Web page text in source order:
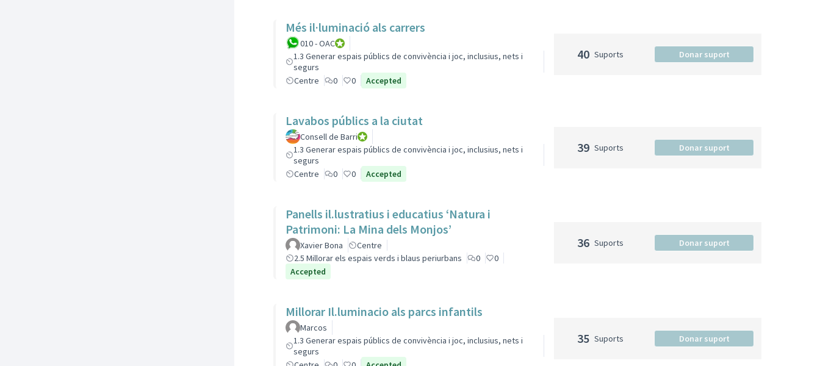
Més il·luminació als carrers
010 - OAC010 - Oficina d'Atenció Ciutadana
1.3 Generar espais públics de convivència i joc, inclusius, nets i
segurs
Centre
0 0 Accepted
40 Suports Donar suport
Lavabos públics a la ciutat
Consell de BarriConsell de Barri
1.3 Generar espais públics de convivència i joc, inclusius, nets i
segurs
Centre
0 0 Accepted
39 Suports Donar suport
Panells il.lustratius i educatius ‘Natura i
Patrimoni: La Mina dels Monjos’
Xavier Bona
Centre
2.5 Millorar els espais verds i blaus periurbans
0
0
Accepted
36 Suports Donar suport
Millorar Il.luminacio als parcs infantils
Marcos
1.3 Generar espais públics de convivència i joc, inclusius, nets i
segurs
35 Suports Donar suport